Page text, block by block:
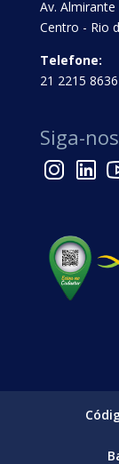
Av. Almirante
Centro - Rio
Telefone:
21 2215 8636
Siga-nos